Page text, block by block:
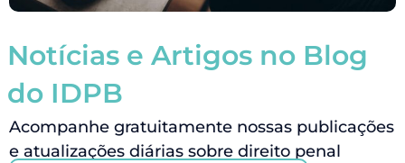
Notícias e Artigos no Blog
do IDPB
Acompanhe gratuitamente nossas publicações
e atualizações diárias sobre direito penal